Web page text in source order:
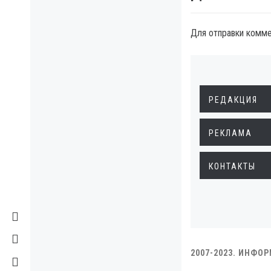
Для отправки
РЕДАКЦИЯ
РЕКЛАМА
КОНТАКТЫ
2007-2023.